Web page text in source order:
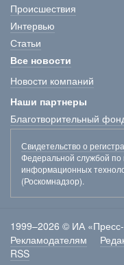
Происшествия
Интервью
Статьи
Все новости
Новости компаний
Наши партнеры
Благотворительный
Свидетельство о
Федеральной службой по
информационных
(Роскомнадзор).
1999–2026 © ИА
Рекламодателям
RSS